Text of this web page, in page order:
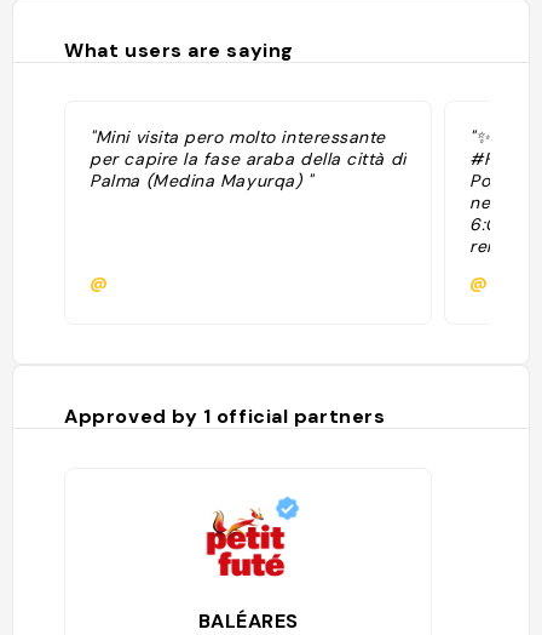
What users are saying
"Mini visita pero molto interessante
per capire la fase araba della città di
Palma (Medina Mayurqa) "
@
"✨✨
Portella
next-
6:00
baths,
@
Approved by 1 official partners
BALÉARES